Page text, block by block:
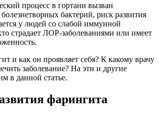
процесс в гортани вызван
бактерий, риск развития
у людей со слабой иммунной
страдает ЛОР-заболеваниями или имеет
и как он проявляет себя? К какому врачу
заболевание? На эти и другие
в данной статье.
фарингита